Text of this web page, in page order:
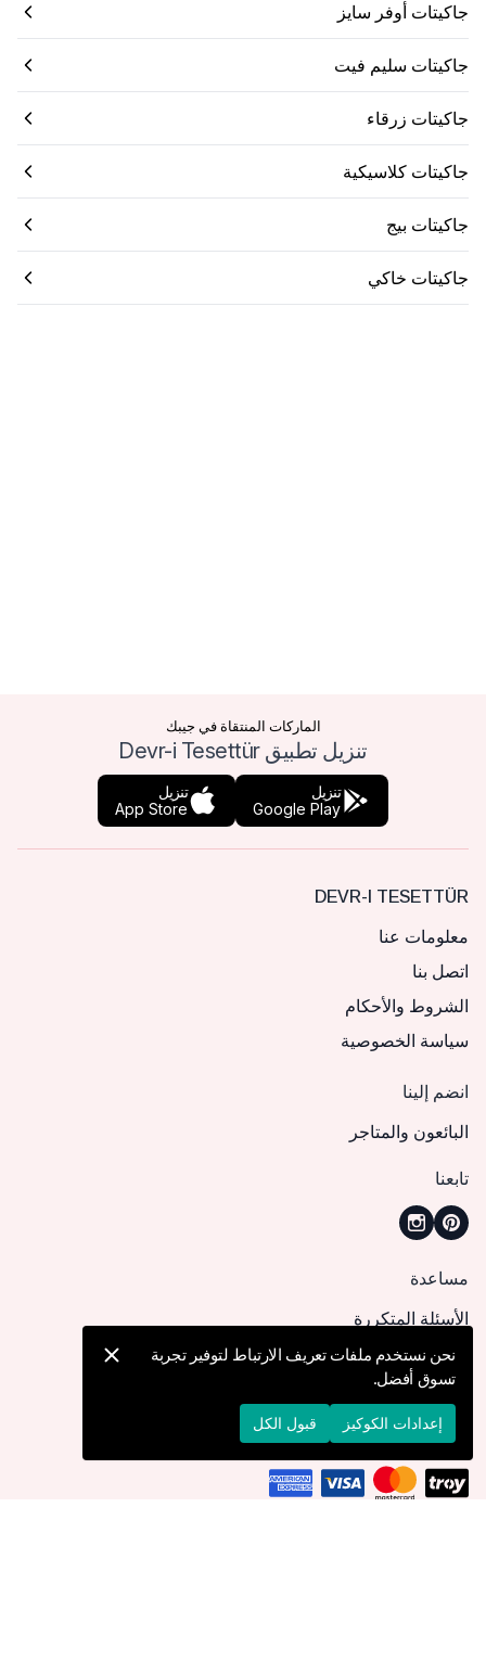
جاكيتات أوفر سايز
جاكيتات سليم فيت
جاكيتات زرقاء
جاكيتات كلاسيكية
جاكيتات بيج
جاكيتات خاكي
الماركات المنتقاة في جيبك
تنزيل تطبيق Devr-i Tesettür
تنزيل
Google Play
تنزيل
App Store
DEVR-I TESETTÜR
معلومات عنا
اتصل بنا
الشروط والأحكام
سياسة الخصوصية
انضم إلينا
البائعون والمتاجر
تابعنا
مساعدة
الأسئلة المتكررة
كيف يمكنني تقديم طلب؟
الشحن والتوصيل
الإرجاع والإلغاء
نحن نستخدم ملفات تعريف الارتباط لتوفير تجربة
تسوق أفضل.
إعدادات الكوكيز قبول الكل